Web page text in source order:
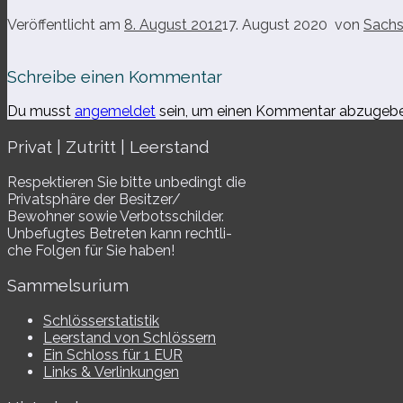
Veröffentlicht am 8. August 201217. August 2020 von
Schreibe einen Kommentar
Du musst angemeldet sein, um einen Kommentar
Privat | Zutritt | Leerstand
Respektieren Sie bitte unbe­dingt die
Privatsphäre der Besitzer/​
Bewohner sowie Verbotsschilder.
Unbefugtes Betreten kann recht­li­
che Folgen für Sie haben!
Sammelsurium
Schlösserstatistik
Leerstand von Schlössern
Ein Schloss für 1 EUR
Links & Verlinkungen